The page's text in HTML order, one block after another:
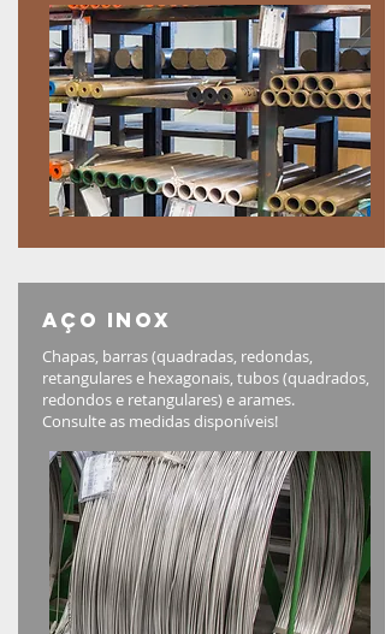
aço inox
Chapas, barras (quadradas, redondas,
retangulares e hexagonais, tubos (quadrados,
redondos e retangulares) e arames.
Consulte as medidas disponíveis!